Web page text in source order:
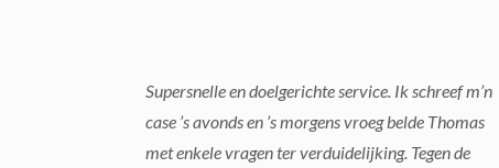
Supersnelle en doelgerichte service. Ik schreef m’n
case ’s avonds en ’s morgens vroeg belde Thomas
met enkele vragen ter verduidelijking. Tegen de